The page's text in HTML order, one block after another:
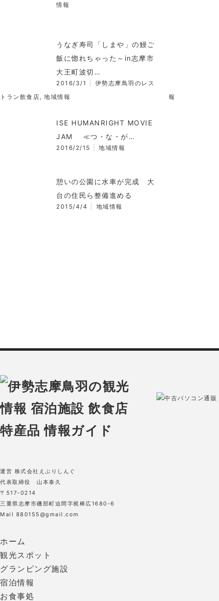
情報
うなぎ寿司「しまや」の鰻ご
飯に惚れちゃった～in志摩市
大王町波切…
2016/3/1
伊勢志摩鳥羽のレス
トラン飲食店, 地域情報 報
ISE HUMANRIGHT MOVIE
JAM ≪つ・な・が…
2016/2/15 地域情報
憩いの公園に水車が完成 大
台の住民ら整備進める
2015/4/4 地域情報
中古パソコン通
運営 株式会社えぶりしんぐ
代表取締役 山本泰久
〒517-0214
三重県志摩市磯部町迫間字梶棒広1680-6
Mail 880155@gmail.com
ホーム
観光スポット
グランピング施設
宿泊情報
お食事処